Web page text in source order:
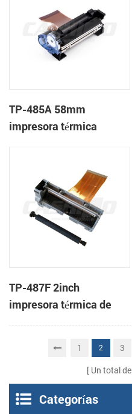
TP-485A 58mm
impresora térmica
TP-487F 2inch
impresora térmica de
cabeza
1 2 3
Un total de
Categorías